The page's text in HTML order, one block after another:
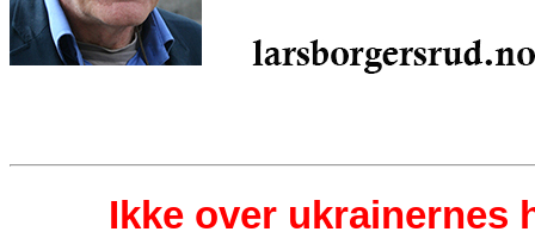
Ikke over ukrainernes